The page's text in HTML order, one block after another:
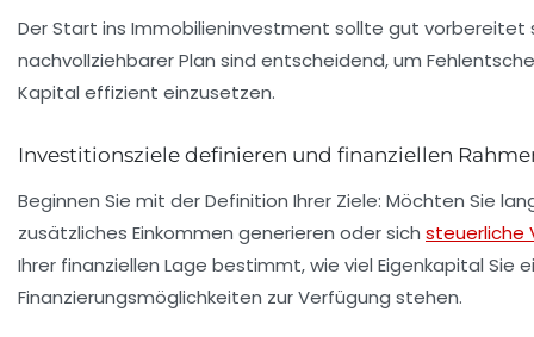
Der Start ins Immobilieninvestment sollte gut vorbereitet
nachvollziehbarer Plan sind entscheidend, um
Kapital effizient einzusetzen.
Investitionsziele definieren und finanziellen
Beginnen Sie mit der Definition Ihrer Ziele: Möchten Sie
zusätzliches Einkommen generieren oder sich steuerliche
Ihrer finanziellen Lage bestimmt, wie viel Eigenkapital Sie
Finanzierungsmöglichkeiten zur Verfügung stehen.